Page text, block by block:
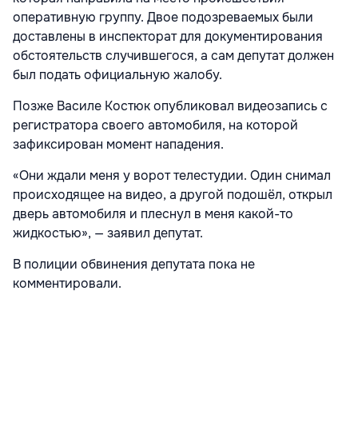
оперативную группу. Двое подозреваемых были
доставлены в инспекторат для документирования
обстоятельств случившегося, а сам депутат должен
был подать официальную жалобу.
Позже Василе Костюк опубликовал видеозапись с
регистратора своего автомобиля, на которой
зафиксирован момент нападения.
«Они ждали меня у ворот телестудии. Один снимал
происходящее на видео, а другой подошёл, открыл
дверь автомобиля и плеснул в меня какой-то
жидкостью», — заявил депутат.
В полиции обвинения депутата пока не
комментировали.